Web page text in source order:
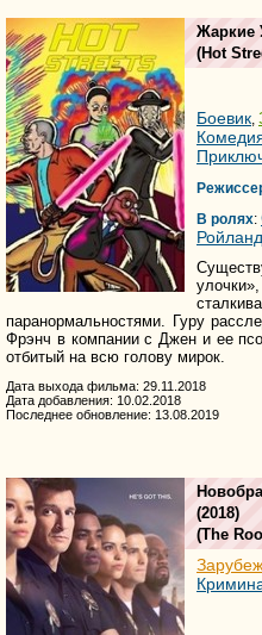
Жаркие
(Hot
Боевик,
В ролях:
Ройланд
паранормальностями. Гуру
Фрэнч в компании с Джен и ее
отбитый на всю голову мирок.
Дата выхода фильма: 29.11.2018
Дата добавления: 10.02.2018
Последнее обновление: 13.08.2019
(2018)
(The